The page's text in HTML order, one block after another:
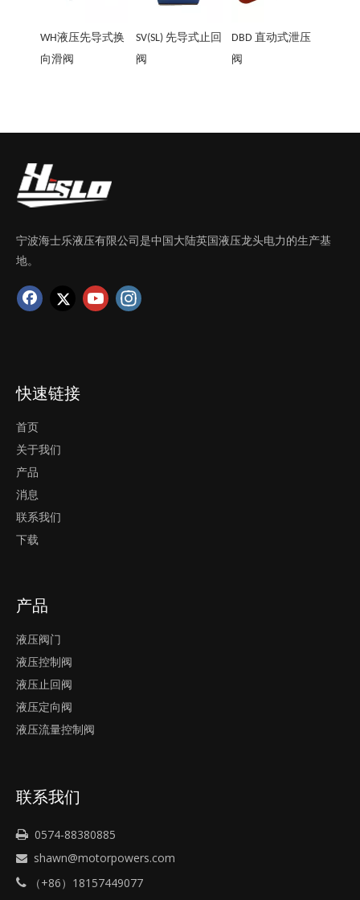
WH液压先导式换
向滑阀
SV(SL) 先导式止回
阀
DBD 直动式泄压
阀
宁波海士乐液压有限公司是中国大陆英国液压龙头电力的生产基
地。
快速链接
首页
关于我们
产品
消息
联系我们
下载
产品
液压阀门
液压控制阀
液压止回阀
液压定向阀
液压流量控制阀
联系我们
 0574-88380885
 shawn@motorpowers.com

（+86）18157449077